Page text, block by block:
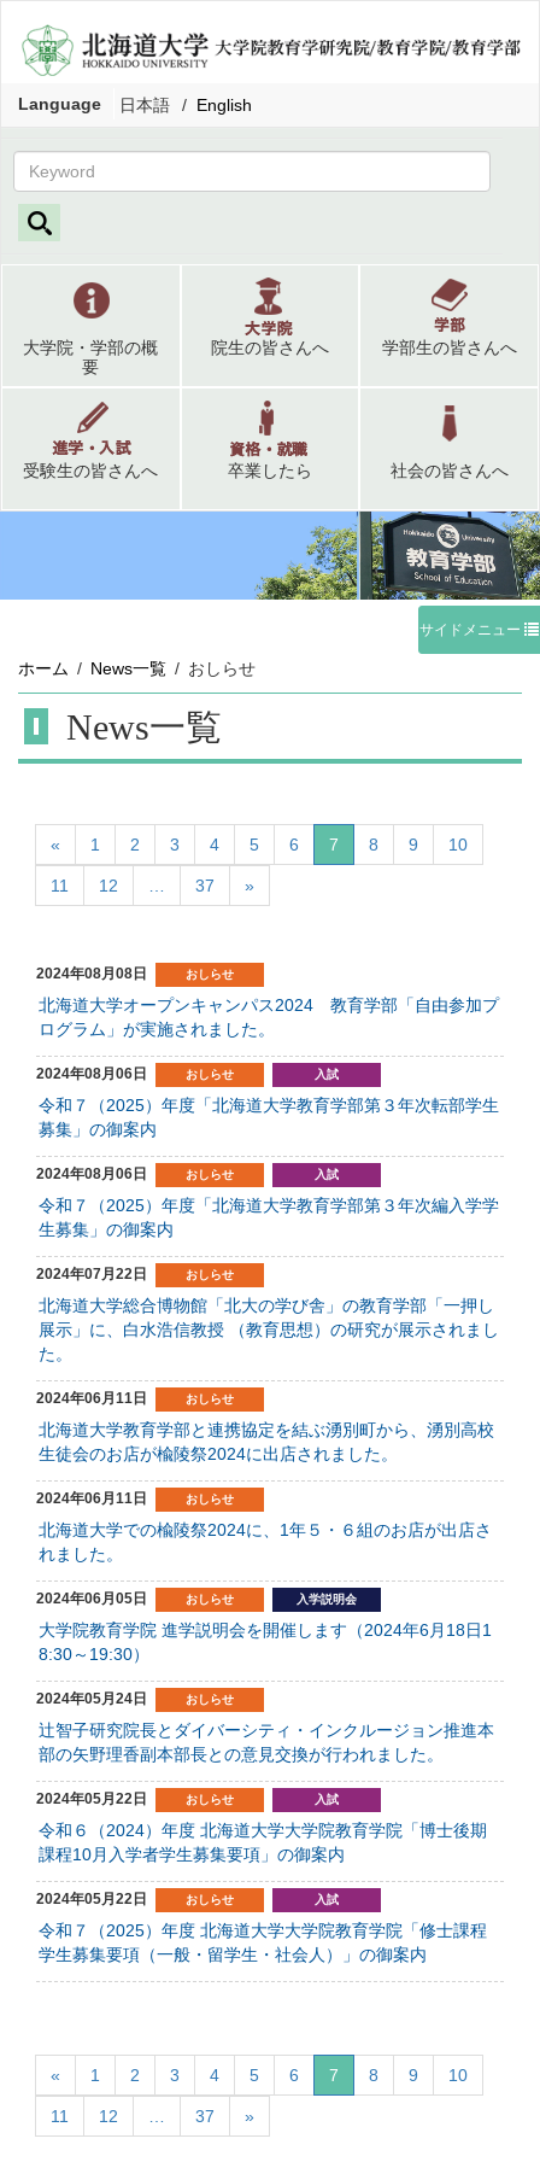
Language 日本語 English
大学院・学部の概
要
院生の皆さんへ 学部生の皆さんへ
受験生の皆さんへ 卒業したら 社会の皆さんへ
サイドメニュー
ホーム News一覧 おしらせ
News一覧
« 1 2 3 4 5 6 7 8 9 10
11 12 … 37 »
2024年08月08日 おしらせ
北海道大学オープンキャンパス2024 教育学部「自由参加プ
ログラム」が実施されました。
2024年08月06日 おしらせ 入試
令和７（2025）年度「北海道大学教育学部第３年次転部学生
募集」の御案内
2024年08月06日 おしらせ 入試
令和７（2025）年度「北海道大学教育学部第３年次編入学学
生募集」の御案内
2024年07月22日 おしらせ
北海道大学総合博物館「北大の学び舎」の教育学部「一押し
展示」に、白水浩信教授 （教育思想）の研究が展示されまし
た。
2024年06月11日 おしらせ
北海道大学教育学部と連携協定を結ぶ湧別町から、湧別高校
生徒会のお店が楡陵祭2024に出店されました。
2024年06月11日 おしらせ
北海道大学での楡陵祭2024に、1年５・６組のお店が出店さ
れました。
2024年06月05日 おしらせ 入学説明会
大学院教育学院 進学説明会を開催します（2024年6月18日1
8:30～19:30）
2024年05月24日 おしらせ
辻智子研究院長とダイバーシティ・インクルージョン推進本
部の矢野理香副本部長との意見交換が行われました。
2024年05月22日 おしらせ 入試
令和６（2024）年度 北海道大学大学院教育学院「博士後期
課程10月入学者学生募集要項」の御案内
2024年05月22日 おしらせ 入試
令和７（2025）年度 北海道大学大学院教育学院「修士課程
学生募集要項（一般・留学生・社会人）」の御案内
« 1 2 3 4 5 6 7 8 9 10
11 12 … 37 »